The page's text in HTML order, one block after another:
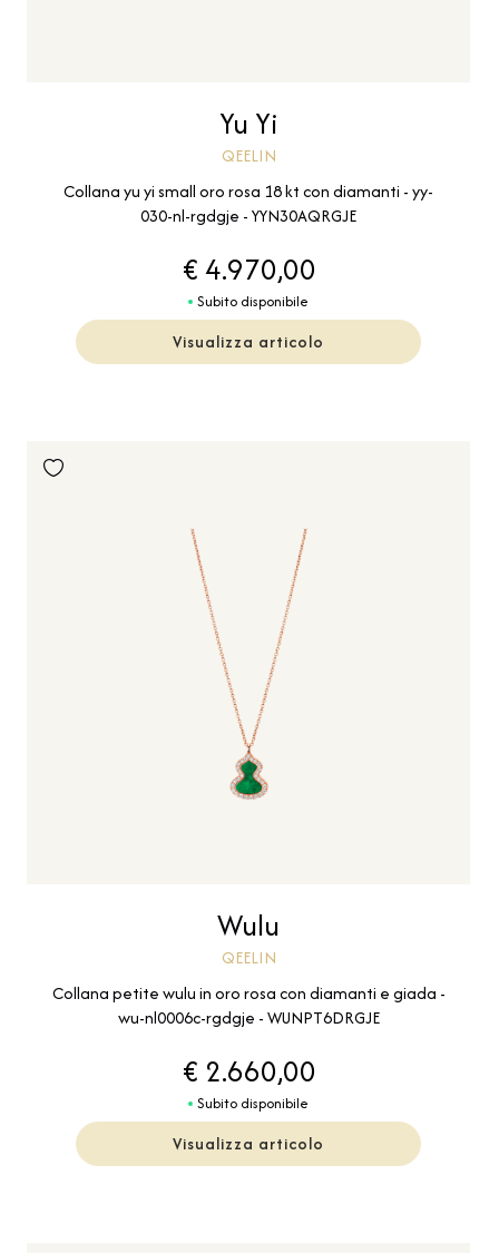
Yu Yi
QEELIN
Collana yu yi small oro rosa 18 kt con diamanti - yy-
030-nl-rgdgje - YYN30AQRGJE
€ 4.970,00
Subito disponibile
Visualizza articolo
Wulu
QEELIN
Collana petite wulu in oro rosa con diamanti e giada -
wu-nl0006c-rgdgje - WUNPT6DRGJE
€ 2.660,00
Subito disponibile
Visualizza articolo